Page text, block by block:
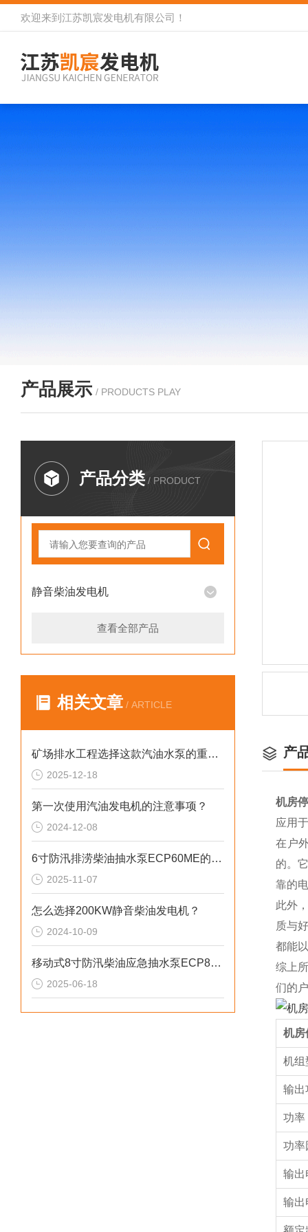
欢迎来到 江苏凯宸发电机有限公司 ！
产品展示 / PRODUCTS PLAY
产品分类 / PRODUCT
静音柴油发电机
查看全部产品
相关文章 / ARTICLE
矿场排水工程选择这款汽油水泵的重要性
2025-12-18
第一次使用汽油发电机的注意事项？
2024-12-08
6寸防汛排涝柴油抽水泵ECP60ME的重要性
2025-11-07
怎么选择200KW静音柴油发电机？
2024-10-09
移动式8寸防汛柴油应急抽水泵ECP80ME
2025-06-18
产
机房
应用
在户
的。
靠的
此外
质与
都能
综上
们的
机房
机组
输出
功率
功率
输出
输出